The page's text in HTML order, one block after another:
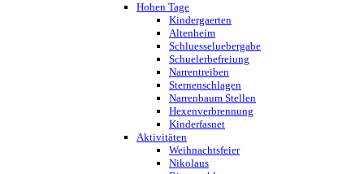
Hohen Tage
Kindergaerten
Altenheim
Schluesseluebergabe
Schuelerbefreiung
Narrentreiben
Sternenschlagen
Narrenbaum Stellen
Hexenverbrennung
Kinderfasnet
Aktivitäten
Weihnachtsfeier
Nikolaus